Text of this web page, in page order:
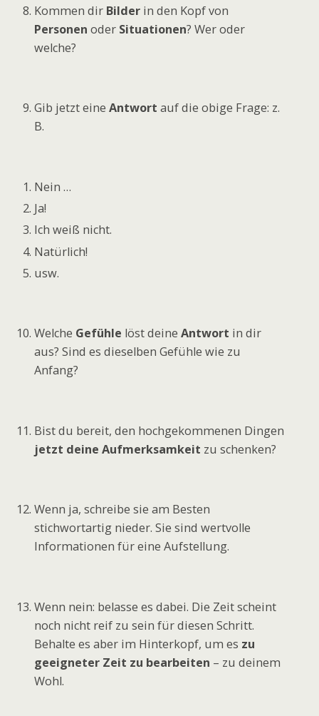
Kommen dir Bilder in den Kopf von
Personen oder Situationen? Wer oder
welche?
Gib jetzt eineAntwort auf die obige Frage: z.
B.
Nein …
Ja!
Ich weiß nicht.
Natürlich!
usw.
Welche Gefühle löst deineAntwort in dir
aus? Sind es dieselben Gefühle wie zu
Anfang?
Bist du bereit, den hochgekommenen Dingen
jetzt deine Aufmerksamkeit zu schenken?
Wenn ja, schreibe sie am Besten
stichwortartig nieder. Sie sind wertvolle
Informationen für eine Aufstellung.
Wenn nein: belasse es dabei. Die Zeit scheint
noch nicht reif zu sein für diesen Schritt.
Behalte es aber im Hinterkopf, um es zu
geeigneter Zeit zu bearbeiten – zu deinem
Wohl.